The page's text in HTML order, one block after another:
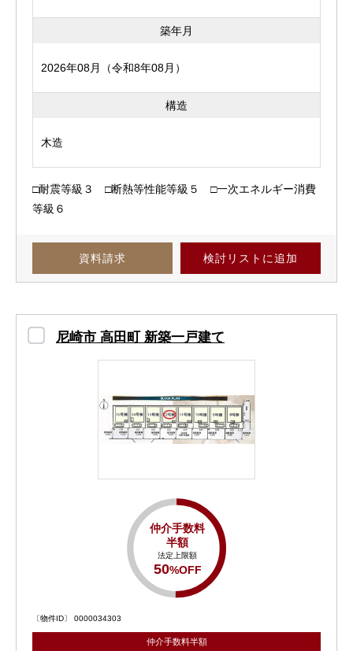
築年月
2026年08月（令和8年08月）
構造
木造
資料請求 検討リスト に追加
□耐震等級３ □断熱等性能等級５ □一次エネルギー消費
等級６
尼崎市 高田町 新築一戸建て
仲介手数料
半額
法定上限額
50%OFF
〔物件ID〕 0000034303
仲介手数料半額